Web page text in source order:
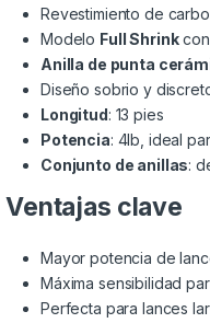
Revestimiento de
Modelo Full Shrinkcon
Anilla de punta
Diseño sobrio y
Longitud: 13 pies
Potencia: 4lb, ideal
Conjunto de anillas:
Ventajas clave
Mayor potencia de
Máxima sensibilidad
Perfecta para lances